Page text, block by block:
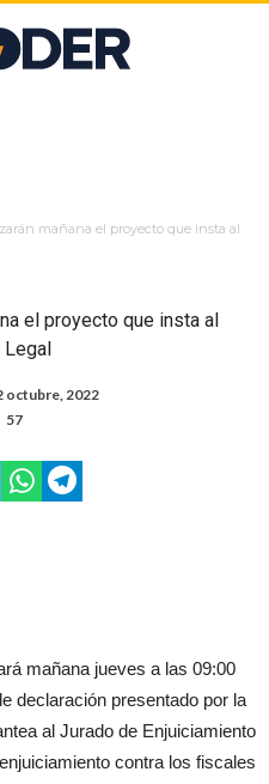
mañana el proyecto que insta al
el proyecto que insta al
Legal
octubre, 2022
57
mañana jueves a las 09:00
declaración presentado por la
al Jurado de Enjuiciamiento
contra los fiscales